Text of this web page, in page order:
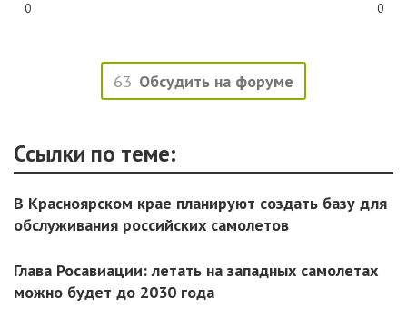
0 0
63 Обсудить на форуме
Ссылки по теме:
В Красноярском крае планируют создать базу для
обслуживания российских самолетов
Глава Росавиации: летать на западных самолетах
можно будет до 2030 года